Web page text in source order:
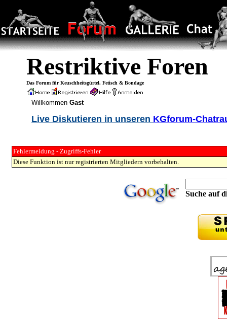
Restriktive Foren
Das Forum für Keuschheitsgürtel, Fetisch & Bondage
Willkommen Gast
Live Diskutieren in unseren KGforum-
Fehlermeldung - Zugriffs-Fehler
Diese Funktion ist nur registrierten Mitgliedern vorbehalten.
Suche auf